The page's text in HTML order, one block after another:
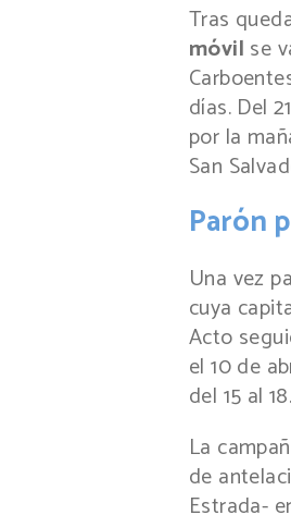
Tras
móvil se
días. Del
por la
San
Parón
Una vez
cuya
Acto
el 10 de
del 15 al
La
de
Estrada-